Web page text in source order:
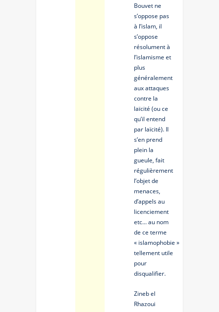
Bouvet ne
s’oppose pas
à l’islam, il
s’oppose
résolument à
l’islamisme et
plus
généralement
aux attaques
contre la
laïcité (ou ce
qu’il entend
par laïcité). Il
s’en prend
plein la
gueule, fait
régulièrement
l’objet de
menaces,
d’appels au
licenciement
etc… au nom
de ce terme
« islamophobie »
tellement utile
pour
disqualifier.
Zineb el
Rhazoui